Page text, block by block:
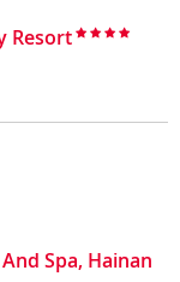
Resort
Spa, Hainan